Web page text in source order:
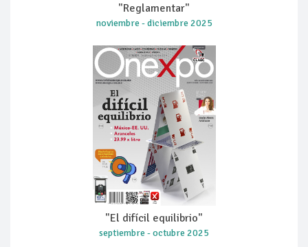
"Reglamentar"
noviembre - diciembre 2025
"El difícil equilibrio"
septiembre - octubre 2025